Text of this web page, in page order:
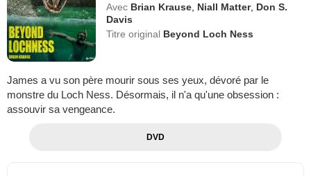
Avec Brian Krause Niall Matter, Don S.
Davis
Titre original Beyond Loch Ness
James a vu son père mourir sous ses yeux, dévoré par le
monstre du Loch Ness. Désormais, il n'a qu'une obsession :
assouvir sa vengeance.
DVD